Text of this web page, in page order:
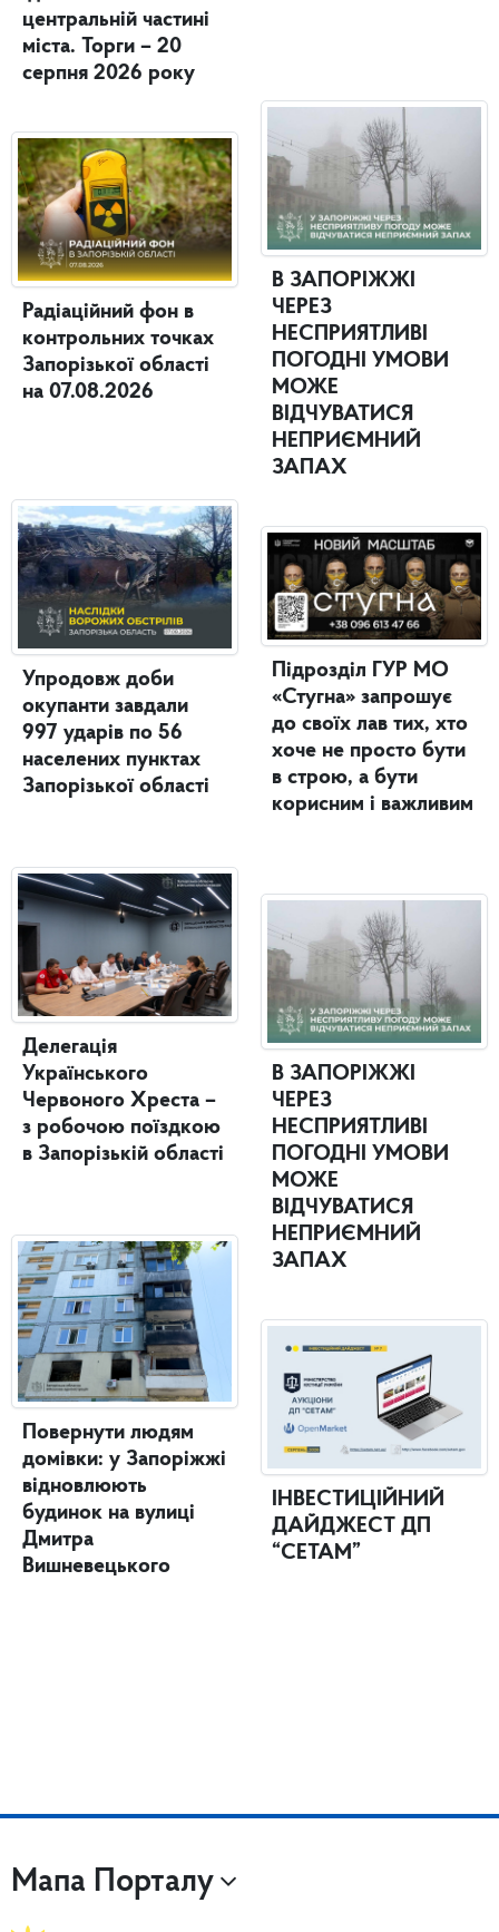
центральній частині
міста. Торги – 20
серпня 2026 року
Радіаційний фон в
контрольних точках
Запорізької області
на 07.08.2026
Упродовж доби
окупанти завдали
997 ударів по 56
населених пунктах
Запорізької області
Делегація
Українського
Червоного Хреста –
з робочою поїздкою
в Запорізькій області
Повернути людям
домівки: у Запоріжжі
відновлюють
будинок на вулиці
Дмитра
Вишневецького
В ЗАПОРІЖЖІ
ЧЕРЕЗ
НЕСПРИЯТЛИВІ
ПОГОДНІ УМОВИ
МОЖЕ
ВІДЧУВАТИСЯ
НЕПРИЄМНИЙ
ЗАПАХ
Підрозділ ГУР МО
«Стугна» запрошує
до своїх лав тих, хто
хоче не просто бути
в строю, а бути
корисним і важливим
В ЗАПОРІЖЖІ
ЧЕРЕЗ
НЕСПРИЯТЛИВІ
ПОГОДНІ УМОВИ
МОЖЕ
ВІДЧУВАТИСЯ
НЕПРИЄМНИЙ
ЗАПАХ
ІНВЕСТИЦІЙНИЙ
ДАЙДЖЕСТ ДП
“СЕТАМ”
Мапа Порталу